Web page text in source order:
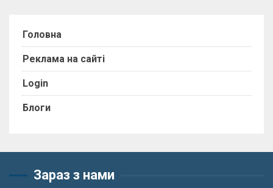
Головна
Реклама на сайті
Login
Блоги
Зараз з нами